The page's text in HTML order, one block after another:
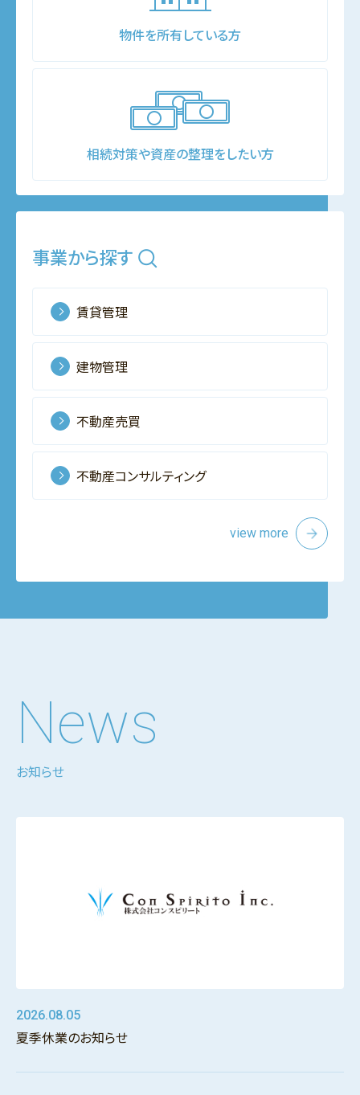
物件を所有している方
相続対策や資産の整理をしたい方
事業から探す
賃貸管理
建物管理
不動産売買
不動産コンサルティング
view more
News
お知らせ
2026.08.05
夏季休業のお知らせ